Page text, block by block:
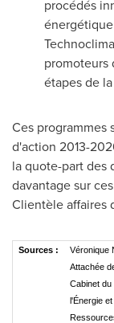
procédés
promoteurs
étapes de
Ces programmes
d'action 2013-
la quote-part des
davantage sur
Clientèle affaires
Sources :
Véronique
Attachée
Cabinet du
l'Énergie et